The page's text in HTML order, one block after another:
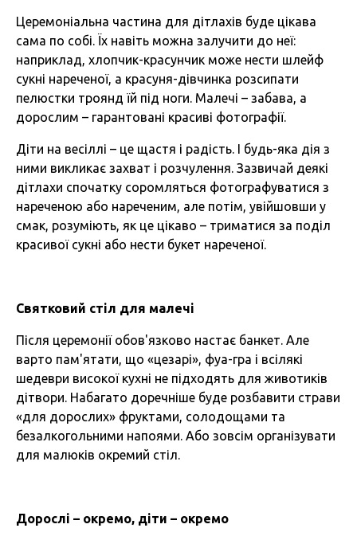
Церемоніальна частина для дітлахів буде цікава
сама по собі. Їх навіть можна залучити до неї:
наприклад, хлопчик-красунчик може нести шлейф
сукні нареченої, а красуня-дівчинка розсипати
пелюстки троянд їй під ноги. Малечі – забава, а
дорослим – гарантовані красиві фотографії.
Діти на весіллі – це щастя і радість. І будь-яка дія з
ними викликає захват і розчулення. Зазвичай деякі
дітлахи спочатку соромляться фотографуватися з
нареченою або нареченим, але потім, увійшовши у
смак, розуміють, як це цікаво – триматися за поділ
красивої сукні або нести букет нареченої.
Святковий стіл для малечі
Після церемонії обов'язково настає банкет. Але
варто пам'ятати, що «цезарі», фуа-гра і всілякі
шедеври високої кухні не підходять для животиків
дітвори. Набагато доречніше буде розбавити страви
«для дорослих» фруктами, солодощами та
безалкогольними напоями. Або зовсім організувати
для малюків окремий стіл.
Дорослі – окремо, діти – окремо